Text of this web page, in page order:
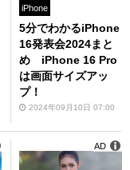
iPhone
5分でわかるiPhone
16発表会2024まと
め iPhone 16 Pro
は画面サイズアッ
プ！
2024年09月10日 07:00
AD